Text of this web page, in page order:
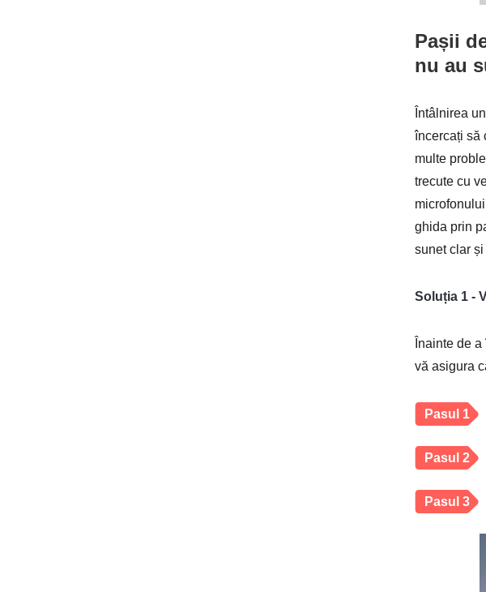
Pașii
nu au
Întâlnirea
încercați să
multe
trecute cu
ghida prin
sunet clar
Soluția 1 -
Înainte de
vă asigura
Pasul 1
Pasul 2
Pasul 3